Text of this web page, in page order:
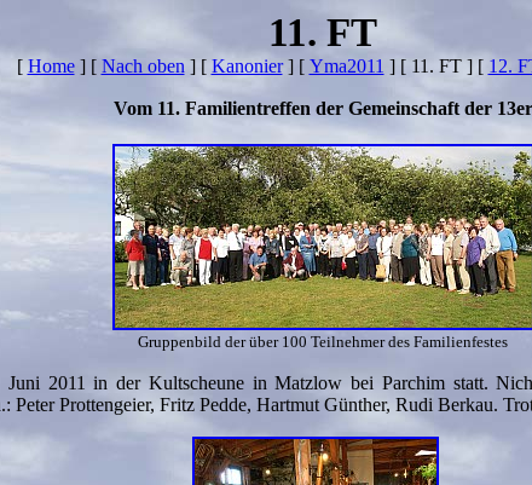
11. FT
[ Home] [ Nach oben ] [ Kanonier] [ Yma2011 ] [ 11. FT ] [ 12.
Vom 11. Familientreffen der Gemeinschaft der 13er
Gruppenbild der über 100 Teilnehmer des Familienfestes
2011 in der Kultscheune in Matzlow bei Parchim statt.
Prottengeier, Fritz Pedde, Hartmut Günther, Rudi Berkau.